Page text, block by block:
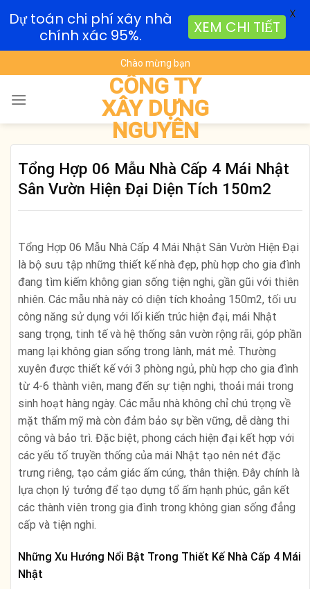
to
content
Chào mừng bạn
CÔNG TY
XÂY DỰNG
NGUYÊN
Tổng Hợp 06 Mẫu Nhà Cấp 4 Mái Nhật
Sân Vườn Hiện Đại Diện Tích 150m2
Tổng Hợp 06 Mẫu Nhà Cấp 4 Mái Nhật Sân Vườn Hiện Đại
là bộ sưu tập những thiết kế nhà đẹp, phù hợp cho gia đình
đang tìm kiếm không gian sống tiện nghi, gần gũi với thiên
nhiên. Các mẫu nhà này có diện tích khoảng 150m2, tối ưu
công năng sử dụng với lối kiến trúc hiện đại, mái Nhật
sang trọng, tinh tế và hệ thống sân vườn rộng rãi, góp phần
mang lại không gian sống trong lành, mát mẻ. Thường
xuyên được thiết kế với 3 phòng ngủ, phù hợp cho gia đình
từ 4-6 thành viên, mang đến sự tiện nghi, thoải mái trong
sinh hoạt hàng ngày. Các mẫu nhà không chỉ chú trọng về
mặt thẩm mỹ mà còn đảm bảo sự bền vững, dễ dàng thi
công và bảo trì. Đặc biệt, phong cách hiện đại kết hợp với
các yếu tố truyền thống của mái Nhật tạo nên nét đặc
trưng riêng, tạo cảm giác ấm cúng, thân thiện. Đây chính là
lựa chọn lý tưởng để tạo dựng tổ ấm hạnh phúc, gắn kết
các thành viên trong gia đình trong không gian sống đẳng
cấp và tiện nghi.
Những Xu Hướng Nổi Bật Trong Thiết Kế Nhà Cấp 4 Mái
Nhật
Dự toán chi phí xây nhà
chính xác 95%.
XEM CHI TIẾT
X